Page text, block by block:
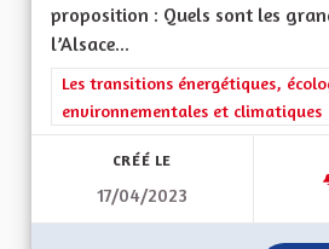
proposition : Quels sont les
l’Alsace...
Filtrer les résultats de la
Les transitions énergétiques,
environnementales et climatiques
CRÉÉ LE
17/04/2023